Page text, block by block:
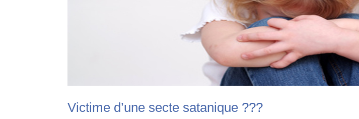
Victime d’une secte satanique ???